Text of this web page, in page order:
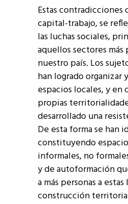
Estas contradicciones
capital-trabajo, se
las luchas sociales,
aquellos sectores
nuestro país. Los
han logrado organizar
espacios locales, y en
propias
desarrollado una
De esta forma se han
constituyendo
informales, no
y de autoformación
a más personas a
construcción